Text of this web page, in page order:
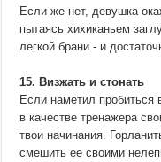
Если же нет, девушка
пытаясь хихиканьем
легкой брани - и
15. Визжать и стонать
Если наметил пробиться
в качестве тренажера
твои начинания.
смешить ее своими